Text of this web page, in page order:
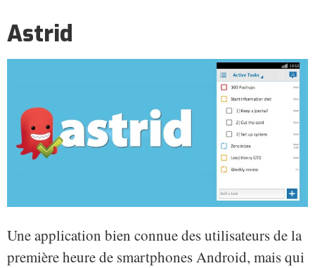
Astrid
Une application bien connue des utilisateurs de la
première heure de smartphones Android, mais qui